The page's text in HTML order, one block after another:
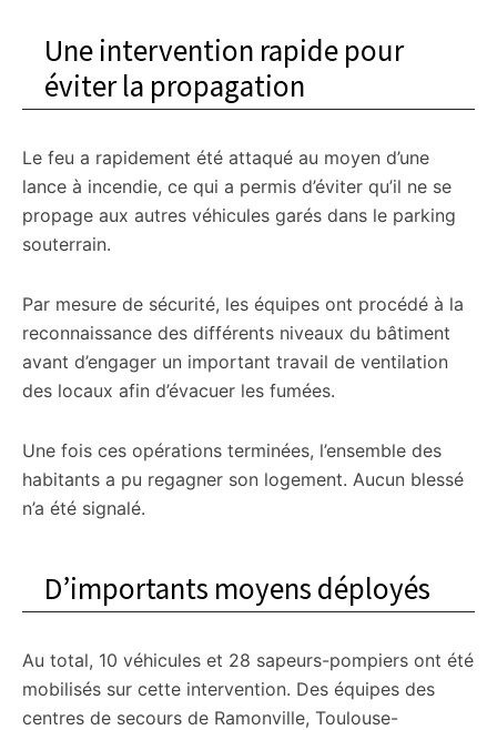
Une intervention rapide pour
éviter la propagation
Le feu a rapidement été attaqué au moyen d’une
lance à incendie, ce qui a permis d’éviter qu’il ne se
propage aux autres véhicules garés dans le parking
souterrain.
Par mesure de sécurité, les équipes ont procédé à la
reconnaissance des différents niveaux du bâtiment
avant d’engager un important travail de ventilation
des locaux afin d’évacuer les fumées.
Une fois ces opérations terminées, l’ensemble des
habitants a pu regagner son logement. Aucun blessé
n’a été signalé.
D’importants moyens déployés
Au total, 10 véhicules et 28 sapeurs-pompiers ont été
mobilisés sur cette intervention. Des équipes des
centres de secours de Ramonville, Toulouse-